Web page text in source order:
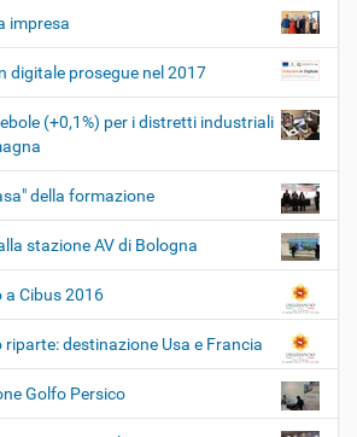
impresa
digitale prosegue nel 2017
(+0,1%) per i distretti industriali
della formazione
stazione AV di Bologna
a Cibus 2016
riparte: destinazione Usa e Francia
Golfo Persico